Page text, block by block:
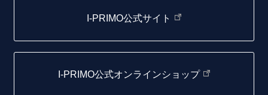
取扱店)エヴァンスブライダル 旭川本店
青森店
I-PRIMO公式サイト
I-PRIMO公式オンラインショップ